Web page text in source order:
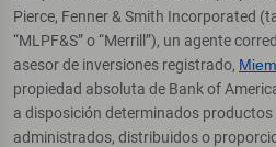
Pierce, Fenner & Smith Incorporated
“MLPF&S” o “Merrill”), un agente
asesor de inversiones registrado,
propiedad absoluta de Bank of
a disposición determinados
administrados, distribuidos o